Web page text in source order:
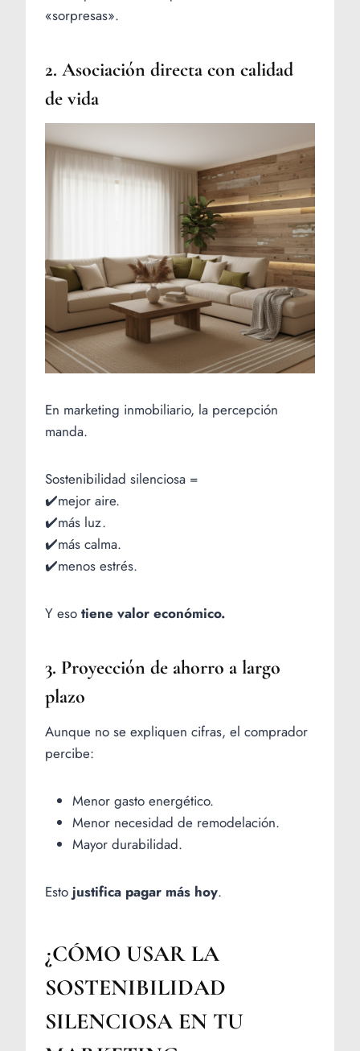
«sorpresas».
2. Asociación directa con calidad
de vida
En marketing inmobiliario, la percepción
manda.
Sostenibilidad silenciosa =
✔️mejor aire.
✔️más luz.
✔️más calma.
✔️menos estrés.
Y eso tiene valor económico.
3. Proyección de ahorro a largo
plazo
Aunque no se expliquen cifras, el comprador
percibe:
Menor gasto energético.
Menor necesidad de remodelación.
Mayor durabilidad.
Esto justifica pagar más hoy.
¿CÓMO USAR LA
SOSTENIBILIDAD
SILENCIOSA EN TU